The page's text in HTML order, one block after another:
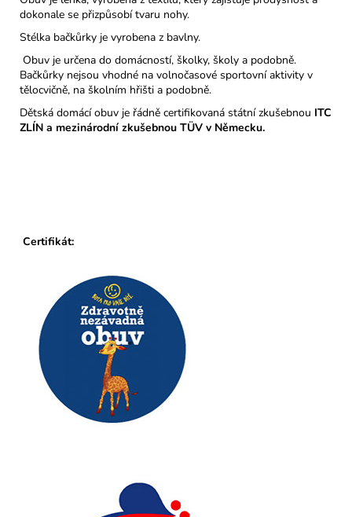
dokonale se přizpůsobí tvaru nohy.
Stélka bačkůrky je vyrobena z bavlny.
Obuv je určena do domácností, školky, školy a podobně.
Bačkůrky nejsou vhodné na volnočasové sportovní aktivity v
tělocvičně, na školním hřišti a podobně.
Dětská domácí obuv je řádně certifikovaná státní zkušebnou ITC
ZLÍN a mezinárodní zkušebnou TÜV v Německu.
Certifikát: